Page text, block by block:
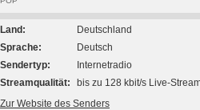
Land
Deutschland
Sprache
Deutsch
Sendertyp
Internetradio
Streamqualität
bis zu 128 kbit/s Live-
Zur Website des Senders